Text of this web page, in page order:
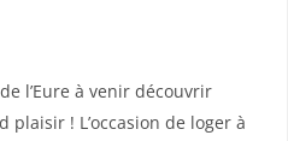
l’Eure à venir découvrir
plaisir ! L’occasion de loger à